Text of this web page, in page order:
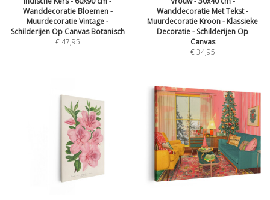
Wanddecoratie Bloemen -
Muurdecoratie Vintage -
Schilderijen Op Canvas Botanisch
€47,95
Wanddecoratie Met Tekst -
Muurdecoratie Kroon - Klassieke
Decoratie - Schilderijen Op
Canvas
€34,95